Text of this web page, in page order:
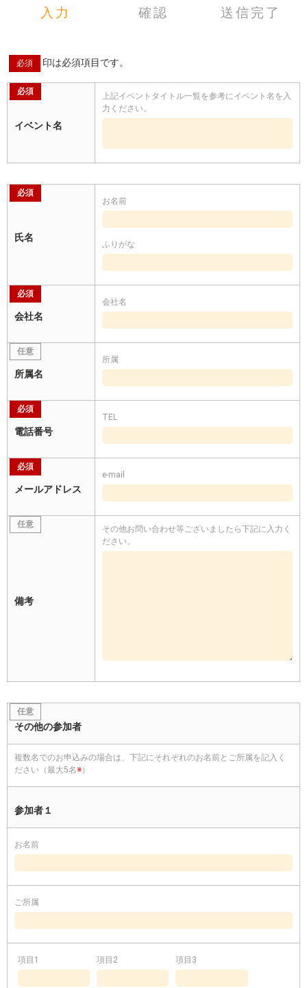
入力 確認 送信完了
必須 印は必須項目です。
必須
イベント名
上記イベントタイトル一覧を参考にイベント名を入
力ください。
必須
氏名
お名前
ふりがな
必須
会社名
会社名
任意
所属名
所属
必須
電話番号
TEL
必須
メールアドレス
e-mail
任意
備考
その他お問い合わせ等ございましたら下記に入力く
ださい。
任意
その他の参加者
複数名でのお申込みの場合は、下記にそれぞれのお名前とご所属を記入く
ださい（最大5名※）
参加者１
お名前
ご所属
項目1 項目2 項目3